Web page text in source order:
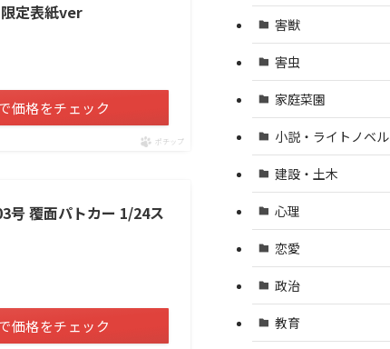
定表紙ver
価格をチェック
ポチップ
号 覆面パトカー 1/24ス
価格をチェック
害獣
害虫
家庭菜園
小説・ライトノベル
建設・土木
心理
恋愛
政治
教育